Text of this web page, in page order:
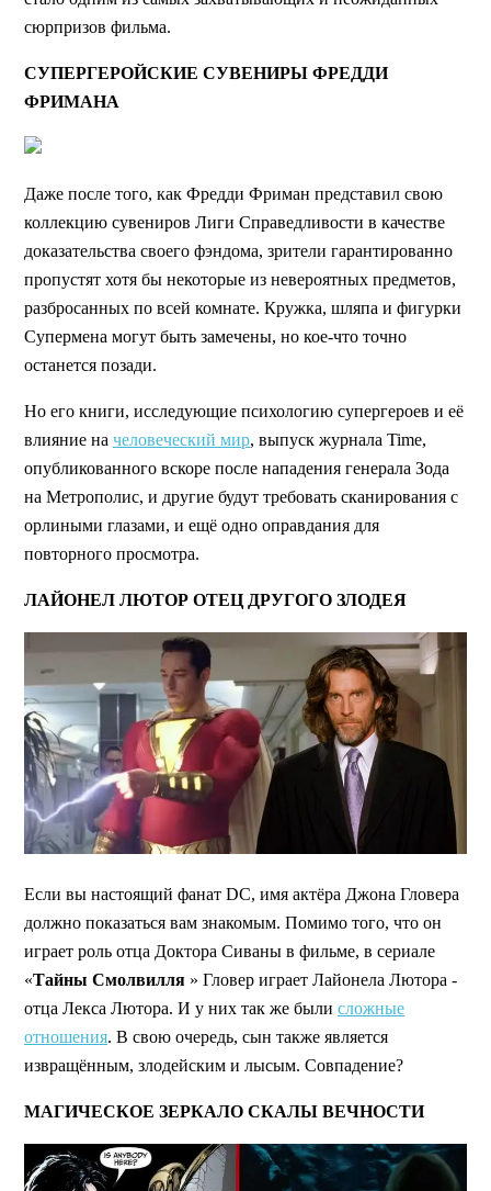
сюрпризов фильма.
СУПЕРГЕРОЙСКИЕ СУВЕНИРЫ ФРЕДДИ
ФРИМАНА
Даже после того, как Фредди Фриман представил свою
коллекцию сувениров Лиги Справедливости в качестве
доказательства своего фэндома, зрители гарантированно
пропустят хотя бы некоторые из невероятных предметов,
разбросанных по всей комнате. Кружка, шляпа и фигурки
Супермена могут быть замечены, но кое-что точно
останется позади.
Но его книги, исследующие психологию супергероев и её
влияние на человеческий мир, выпуск журнала Time,
опубликованного вскоре после нападения генерала Зода
на Метрополис, и другие будут требовать сканирования с
орлиными глазами, и ещё одно оправдания для
повторного просмотра.
ЛАЙОНЕЛ ЛЮТОР ОТЕЦ ДРУГОГО ЗЛОДЕЯ
Если вы настоящий фанат DC, имя актёра Джона Гловера
должно показаться вам знакомым. Помимо того, что он
играет роль отца Доктора Сиваны в фильме, в сериале
«Тайны Смолвилля » Гловер играет Лайонела Лютора -
отца Лекса Лютора. И у них так же были сложные
отношения. В свою очередь, сын также является
извращённым, злодейским и лысым. Совпадение?
МАГИЧЕСКОЕ ЗЕРКАЛО СКАЛЫ ВЕЧНОСТИ